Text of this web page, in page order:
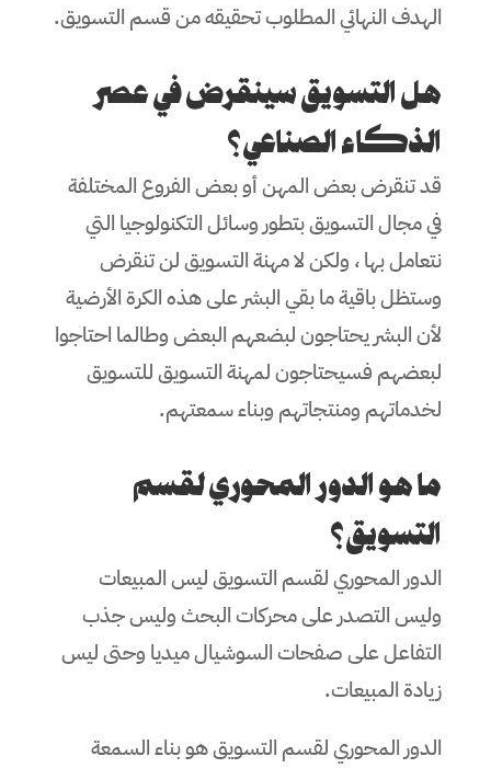
الهدف النهائي المطلوب تحقيقه من قسم التسويق.
هل التسويق سينقرض في عصر
الذكاء الصناعي؟
قد تنقرض بعض المهن أو بعض الفروع المختلفة
في مجال التسويق بتطور وسائل التكنولوجيا التي
نتعامل بها ، ولكن لا مهنة التسويق لن تنقرض
وستظل باقية ما بقي البشر على هذه الكرة الأرضية
لأن البشر يحتاجون لبضعهم البعض وطالما احتاجوا
لبعضهم فسيحتاجون لمهنة التسويق للتسويق
لخدماتهم ومنتجاتهم وبناء سمعتهم.
ما هو الدور المحوري لقسم
التسويق؟
الدور المحوري لقسم التسويق ليس المبيعات
وليس التصدر على محركات البحث وليس جذب
التفاعل على صفحات السوشيال ميديا وحتى ليس
زيادة المبيعات.
الدور المحوري لقسم التسويق هو بناء السمعة